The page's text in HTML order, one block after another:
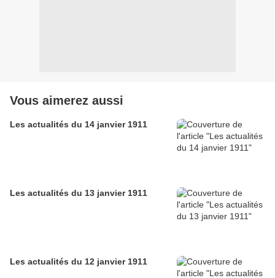
Vous aimerez aussi
Les actualités du 14 janvier 1911
Les actualités du 13 janvier 1911
Les actualités du 12 janvier 1911